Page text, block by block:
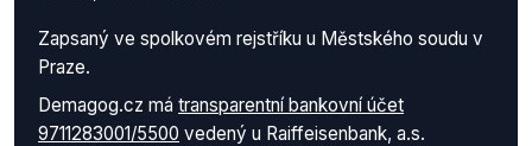
Zapsaný ve spolkovém rejstříku u Městského soudu v
Praze.
Demagog.cz má transparentní bankovní účet
9711283001/5500 vedený u Raiffeisenbank, a.s.